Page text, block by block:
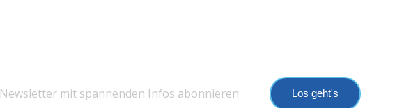
Newsletter mit spannenden Infos abonnieren Los geht's